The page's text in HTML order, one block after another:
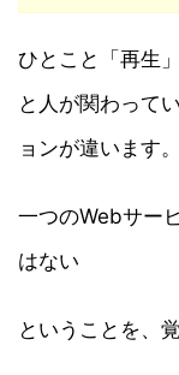
ひとこと「再生
と人が関わって
ョンが違います。
一つのWebサー
はない
ということを、